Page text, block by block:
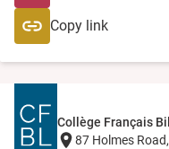
Copy link
Collège Français
87 Holmes